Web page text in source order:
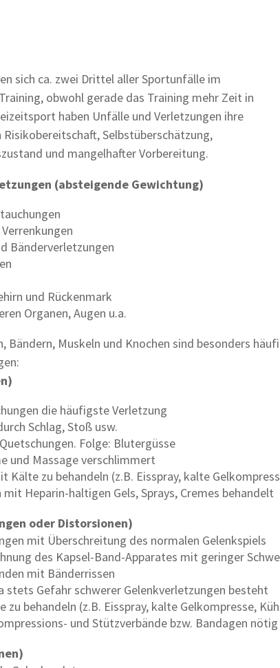
sich ca. zwei Drittel aller Sportunfälle im
obwohl gerade das Training mehr Zeit in
haben Unfälle und Verletzungen ihre
Risikobereitschaft, Selbstüberschätzung,
und mangelhafter Vorbereitung.
(absteigende Gewichtung)
Bänderverletzungen
und Rückenmark
Organen, Augen u.a.
Bändern, Muskeln und Knochen sind besonders
die häufigste Verletzung
Schlag, Stoß usw.
Folge: Blutergüsse
und Massage verschlimmert
Kälte zu behandeln (z.B. Eisspray, kalte
Heparin-haltigen Gels, Sprays, Cremes behandelt
oder Distorsionen)
mit Überschreitung des normalen Gelenkspiels
des Kapsel-Band-Apparates mit geringer
mit Bänderrissen
stets Gefahr schwerer Gelenkverletzungen besteht
behandeln (z.B. Eisspray, kalte Gelkompresse,
und Stützverbände bzw. Bandagen nötig